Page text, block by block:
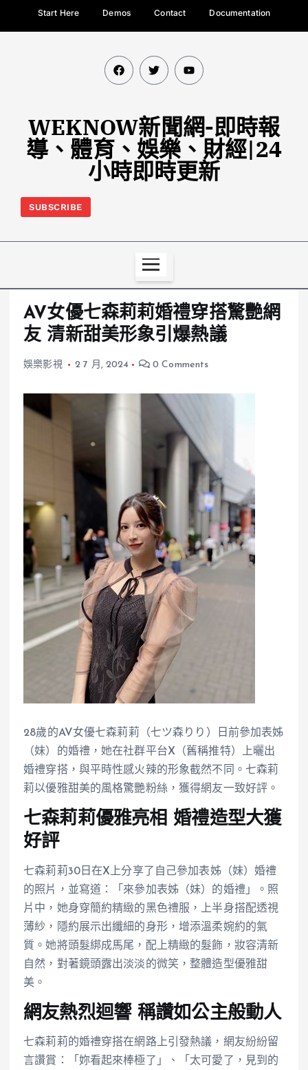
Start Here Demos Contact Documentation
WEKNOW新聞網-即時報
導、體育、娛樂、財經|24
小時即時更新
SUBSCRIBE
AV女優七森莉莉婚禮穿搭驚艷網
友 清新甜美形象引爆熱議
娛樂影視 2 7 月, 2024 0 Comments
28歲的AV女優七森莉莉（七ツ森りり）日前參加表姊
（妹）的婚禮，她在社群平台X（舊稱推特）上曬出
婚禮穿搭，與平時性感火辣的形象截然不同。七森莉
莉以優雅甜美的風格驚艷粉絲，獲得網友一致好評。
七森莉莉優雅亮相 婚禮造型大獲
好評
七森莉莉30日在X上分享了自己參加表姊（妹）婚禮
的照片，並寫道：「來參加表姊（妹）的婚禮」。照
片中，她身穿簡約精緻的黑色禮服，上半身搭配透視
薄紗，隱約展示出纖細的身形，增添溫柔婉約的氣
質。她將頭髮綁成馬尾，配上精緻的髮飾，妝容清新
自然，對著鏡頭露出淡淡的微笑，整體造型優雅甜
美。
網友熱烈迴響 稱讚如公主般動人
七森莉莉的婚禮穿搭在網路上引發熱議，網友紛紛留
言讚賞：「妳看起來棒極了」、「太可愛了，見到的